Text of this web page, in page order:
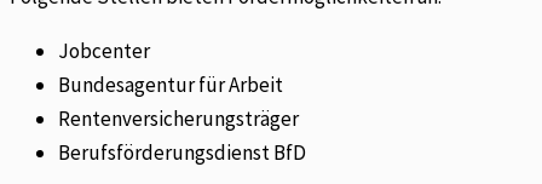
Jobcenter
Bundesagentur für Arbeit
Rentenversicherungsträger
Berufsförderungsdienst BfD